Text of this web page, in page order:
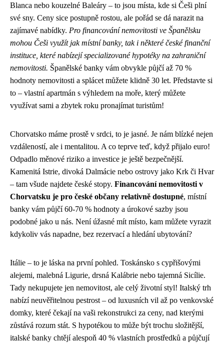
Blanca nebo kouzelné Baleáry – to jsou místa, kde si Češi plní
své sny. Ceny sice postupně rostou, ale pořád se dá narazit na
zajímavé nabídky. Pro financování nemovitosti ve Španělsku
mohou Češi využít jak místní banky, tak i některé české finanční
instituce, které nabízejí specializované hypotéky na zahraniční
nemovitosti. Španělské banky vám obvykle půjčí až 70 %
hodnoty nemovitosti a splácet můžete klidně 30 let. Představte si
to – vlastní apartmán s výhledem na moře, který můžete
využívat sami a zbytek roku pronajímat turistům!
Chorvatsko máme prostě v srdci, to je jasné. Je nám blízké nejen
vzdáleností, ale i mentalitou. A co teprve teď, když přijalo euro!
Odpadlo měnové riziko a investice je ještě bezpečnější.
Kamenitá Istrie, divoká Dalmácie nebo ostrovy jako Krk či Hvar
– tam všude najdete české stopy. Financování nemovitosti v
Chorvatsku je pro české občany relativně dostupné, místní
banky vám půjčí 60-70 % hodnoty a úrokové sazby jsou
podobné jako u nás. Není úžasné mít místo, kam můžete vyrazit
kdykoliv vás napadne, bez rezervací a hledání ubytování?
Itálie – to je láska na první pohled. Toskánsko s cypřišovými
alejemi, malebná Ligurie, drsná Kalábrie nebo tajemná Sicílie.
Tady nekupujete jen nemovitost, ale celý životní styl! Italský trh
nabízí neuvěřitelnou pestrost – od luxusních vil až po venkovské
domky, které čekají na vaši rekonstrukci za ceny, nad kterými
zůstává rozum stát. S hypotékou to může být trochu složitější,
italské banky chtějí alespoň 40 % vlastních prostředků a půjčují